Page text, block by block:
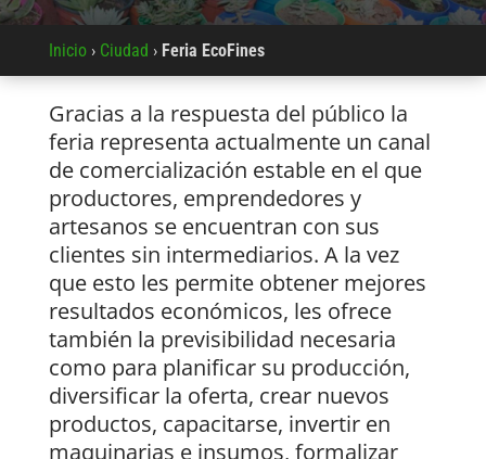
Inicio› Ciudad › Feria EcoFines
Gracias a la respuesta del público la
feria representa actualmente un canal
de comercialización estable en el que
productores, emprendedores y
artesanos se encuentran con sus
clientes sin intermediarios. A la vez
que esto les permite obtener mejores
resultados económicos, les ofrece
también la previsibilidad necesaria
como para planificar su producción,
diversificar la oferta, crear nuevos
productos, capacitarse, invertir en
maquinarias e insumos, formalizar